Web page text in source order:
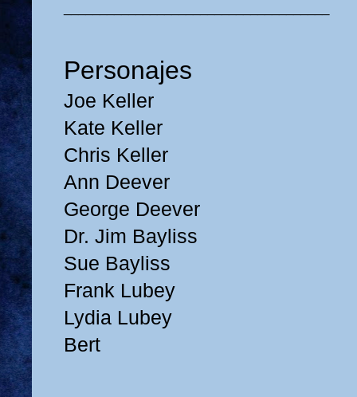
Personajes
Joe Keller
Kate Keller
Chris Keller
Ann Deever
George Deever
Dr. Jim Bayliss
Sue Bayliss
Frank Lubey
Lydia Lubey
Bert